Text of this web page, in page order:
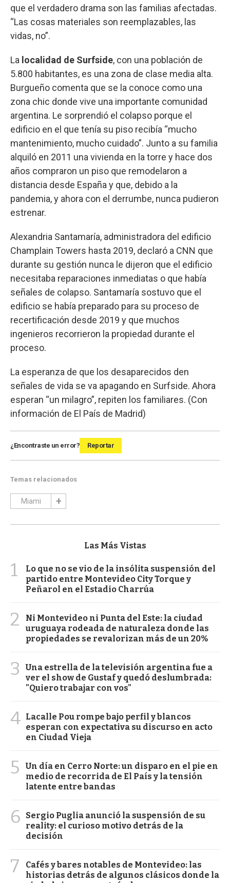
que el verdadero drama son las familias afectadas.
“Las cosas materiales son reemplazables, las
vidas, no”.
La localidad de Surfside, con una población de
5.800 habitantes, es una zona de clase media alta.
Burgueño comenta que se la conoce como una
zona chic donde vive una importante comunidad
argentina. Le sorprendió el colapso porque el
edificio en el que tenía su piso recibía “mucho
mantenimiento, mucho cuidado”. Junto a su familia
alquiló en 2011 una vivienda en la torre y hace dos
años compraron un piso que remodelaron a
distancia desde España y que, debido a la
pandemia, y ahora con el derrumbe, nunca pudieron
estrenar.
Alexandria Santamaría, administradora del edificio
Champlain Towers hasta 2019, declaró a CNN que
durante su gestión nunca le dijeron que el edificio
necesitaba reparaciones inmediatas o que había
señales de colapso. Santamaría sostuvo que el
edificio se había preparado para su proceso de
recertificación desde 2019 y que muchos
ingenieros recorrieron la propiedad durante el
proceso.
La esperanza de que los desaparecidos den
señales de vida se va apagando en Surfside. Ahora
esperan “un milagro”, repiten los familiares. (Con
información de El País de Madrid)
¿Encontraste un error? Reportar
Temas relacionados
Miami
Las Más Vistas
1
Lo que no se vio de la insólita suspensión del
partido entre Montevideo City Torque y
Peñarol en el Estadio Charrúa
2
Ni Montevideo ni Punta del Este: la ciudad
uruguaya rodeada de naturaleza donde las
propiedades se revalorizan más de un 20%
3
Una estrella de la televisión argentina fue a
ver el show de Gustaf y quedó deslumbrada:
"Quiero trabajar con vos"
4 Lacalle Pou rompe bajo perfil y blancos
esperan con expectativa su discurso en acto
en Ciudad Vieja
5
Un día en Cerro Norte: un disparo en el pie en
medio de recorrida de El País y la tensión
latente entre bandas
6
Sergio Puglia anunció la suspensión de su
reality: el curioso motivo detrás de la
decisión
7
Cafés y bares notables de Montevideo: las
historias detrás de algunos clásicos donde la